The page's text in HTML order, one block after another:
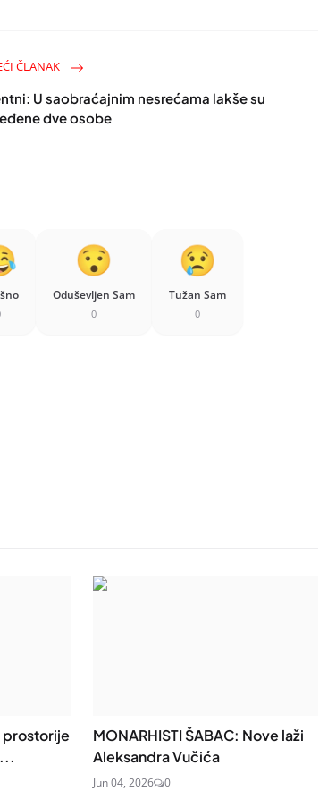
ČLANAK
U saobraćajnim nesrećama lakše su
dve osobe
Oduševljen Sam
0
Tužan Sam
0
prostorije
MONARHISTI ŠABAC: Nove laži
Aleksandra Vučića
Jun 04, 2026 0